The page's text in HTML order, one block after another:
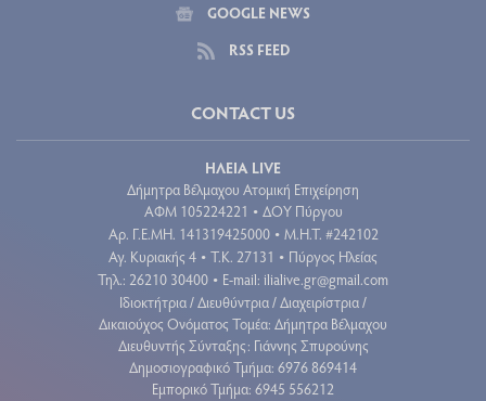
GOOGLE NEWS
RSS FEED
CONTACT US
ΗΛΕΙΑ LIVE
Δήμητρα Βέλμαχου Ατομική Επιχείρηση
ΑΦΜ 105224221 • ΔΟΥ Πύργου
Aρ. Γ.Ε.ΜΗ. 141319425000 • Μ.Η.Τ. #242102
Αγ. Κυριακής 4 • Τ.Κ. 27131 • Πύργος Ηλείας
Τηλ.: 26210 30400 • E-mail: ilialive.gr@gmail.com
Ιδιοκτήτρια / Διευθύντρια / Διαχειρίστρια /
Δικαιούχος Ονόματος Τομέα: Δήμητρα Βέλμαχου
Διευθυντής Σύνταξης: Γιάννης Σπυρούνης
Δημοσιογραφικό Τμήμα: 6976 869414
Εμπορικό Τμήμα: 6945 556212